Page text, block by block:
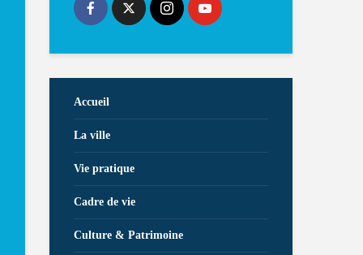
Accueil
La ville
Vie pratique
Cadre de vie
Culture & Patrimoine